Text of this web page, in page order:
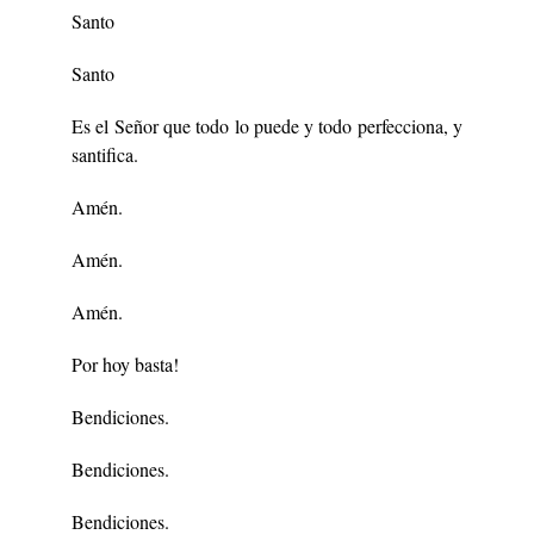
Santo
Santo
Es el Señor que todo lo puede y todo perfecciona, y
santifica.
Amén.
Amén.
Amén.
Por hoy basta!
Bendiciones.
Bendiciones.
Bendiciones.